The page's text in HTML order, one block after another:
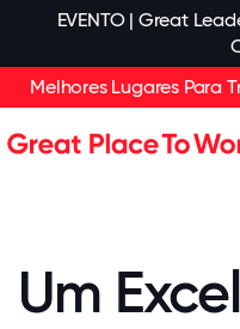
EVENTO | Great
Melhores Lugares Para
Um